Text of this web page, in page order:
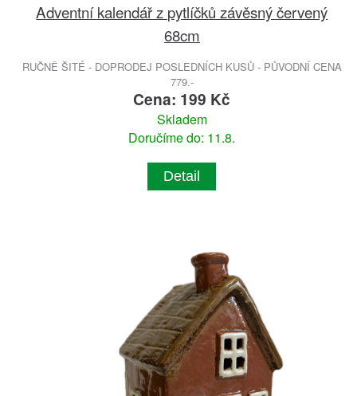
Adventní kalendář z pytlíčků závěsný červený
68cm
RUČNĚ ŠITÉ - DOPRODEJ POSLEDNÍCH KUSŮ - PŮVODNÍ CENA
779.-
Cena: 199 Kč
Skladem
Doručíme do: 11.8.
Detail